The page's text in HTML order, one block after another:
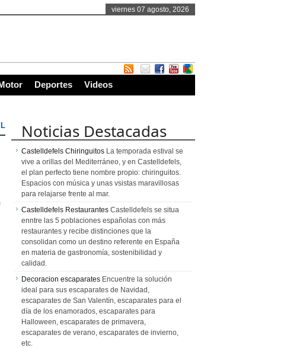
viernes 07 agosto, 2026
Deportes Videos
Noticias Destacadas
Castelldefels Chiringuitos La temporada estival se
vive a orillas del Mediterráneo, y en Castelldefels,
el plan perfecto tiene nombre propio: chiringuitos.
Espacios con música y unas vsistas maravillosas
para relajarse frente al mar.
Castelldefels Restaurantes Castelldefels se situa
enntre las 5 poblaciones españolas con más
restaurantes y recibe distinciones que la
consolidan como un destino referente en España
en materia de gastronomía, sostenibilidad y
calidad.
Decoracion escaparates Encuentre la solución
ideal para sus escaparates de Navidad,
escaparates de San Valentín, escaparates para el
día de los enamorados, escaparates para
Halloween, escaparates de primavera,
escaparates de verano, escaparates de invierno,
etc.